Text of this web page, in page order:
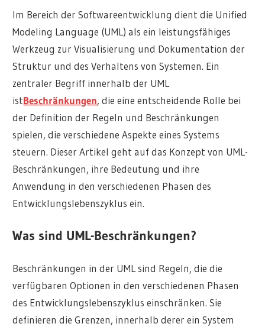
Im Bereich der Softwareentwicklung dient die Unified
Modeling Language (UML) als ein leistungsfähiges
Werkzeug zur Visualisierung und Dokumentation der
Struktur und des Verhaltens von Systemen. Ein
zentraler Begriff innerhalb der UML
istBeschränkungen, die eine entscheidende Rolle bei
der Definition der Regeln und Beschränkungen
spielen, die verschiedene Aspekte eines Systems
steuern. Dieser Artikel geht auf das Konzept von UML-
Beschränkungen, ihre Bedeutung und ihre
Anwendung in den verschiedenen Phasen des
Entwicklungslebenszyklus ein.
Was sind UML-Beschränkungen?
Beschränkungen in der UML sind Regeln, die die
verfügbaren Optionen in den verschiedenen Phasen
des Entwicklungslebenszyklus einschränken. Sie
definieren die Grenzen, innerhalb derer ein System